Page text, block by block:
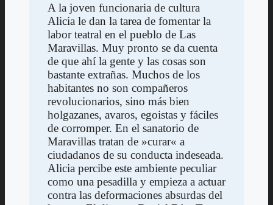
A la joven funcionaria de cultura
Alicia le dan la tarea de fomentar la
labor teatral en el pueblo de Las
Maravillas. Muy pronto se da cuenta
de que ahí la gente y las cosas son
bastante extrañas. Muchos de los
habitantes no son compañeros
revolucionarios, sino más bien
holgazanes, avaros, egoistas y fáciles
de corromper. En el sanatorio de
Maravillas tratan de »curar« a
ciudadanos de su conducta indeseada.
Alicia percibe este ambiente peculiar
como una pesadilla y empieza a actuar
contra las deformaciones absurdas del